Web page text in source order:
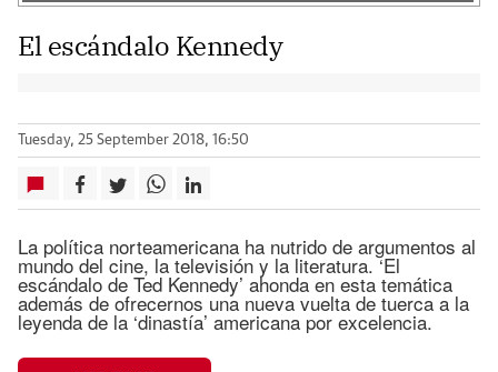
El escándalo Kennedy
Tuesday, 25 September 2018, 16:50
La política norteamericana ha nutrido de argumentos al
mundo del cine, la televisión y la literatura. ‘El
escándalo de Ted Kennedy’ ahonda en esta temática
además de ofrecernos una nueva vuelta de tuerca a la
leyenda de la ‘dinastía’ americana por excelencia.